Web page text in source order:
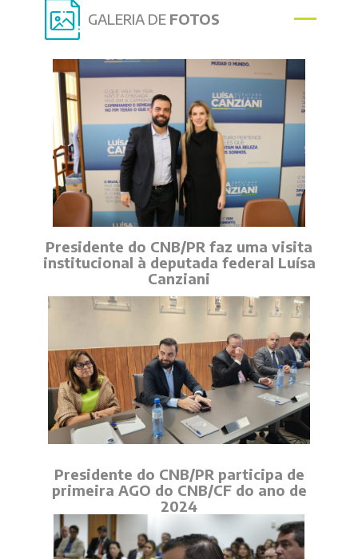
GALERIA DE FOTOS
Presidente do CNB/PR faz uma visita
institucional à deputada federal Luísa
Canziani
Presidente do CNB/PR participa de
primeira AGO do CNB/CF do ano de
2024